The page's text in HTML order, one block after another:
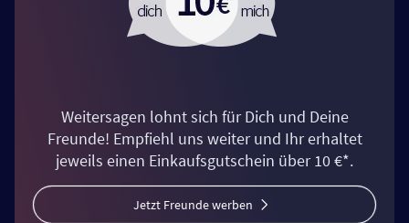
Weitersagen lohnt sich für Dich und Deine
Freunde! Empfiehl uns weiter und Ihr erhaltet
jeweils einen Einkaufsgutschein über 10 €*.
Jetzt Freunde werben